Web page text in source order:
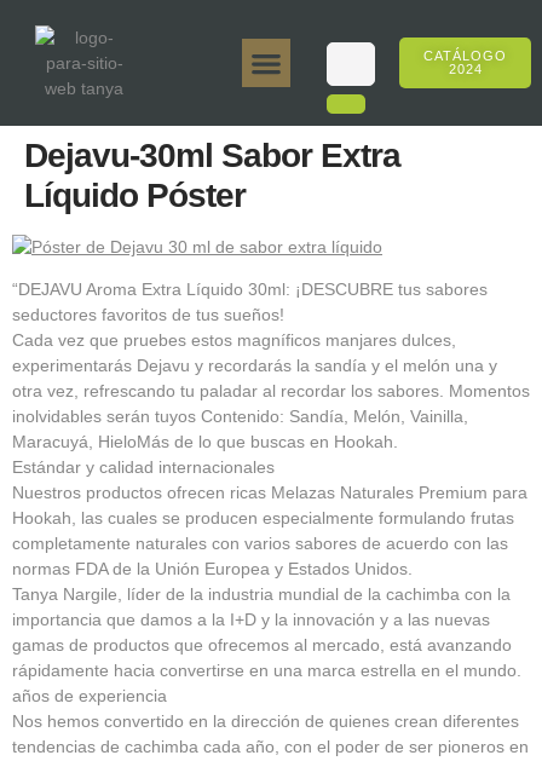
CATÁLOGO
2024
Dejavu-30ml Sabor Extra
Líquido Póster
“DEJAVU Aroma Extra Líquido 30ml: ¡DESCUBRE tus sabores
seductores favoritos de tus sueños!
Cada vez que pruebes estos magníficos manjares dulces,
experimentarás Dejavu y recordarás la sandía y el melón una y
otra vez, refrescando tu paladar al recordar los sabores. Momentos
inolvidables serán tuyos Contenido: Sandía, Melón, Vainilla,
Maracuyá, HieloMás de lo que buscas en Hookah.
Estándar y calidad internacionales
Nuestros productos ofrecen ricas Melazas Naturales Premium para
Hookah, las cuales se producen especialmente formulando frutas
completamente naturales con varios sabores de acuerdo con las
normas FDA de la Unión Europea y Estados Unidos.
Tanya Nargile, líder de la industria mundial de la cachimba con la
importancia que damos a la I+D y la innovación y a las nuevas
gamas de productos que ofrecemos al mercado, está avanzando
rápidamente hacia convertirse en una marca estrella en el mundo.
años de experiencia
Nos hemos convertido en la dirección de quienes crean diferentes
tendencias de cachimba cada año, con el poder de ser pioneros en